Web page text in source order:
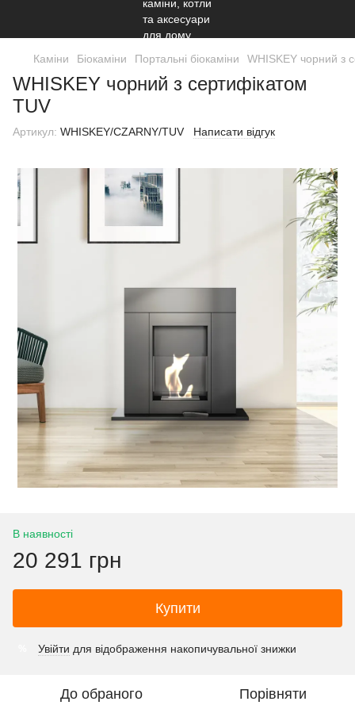
Каміни Біокаміни Портальні біокаміни WHISKEY чорний з
WHISKEY чорний з сертифікатом
TUV
Артикул: WHISKEY/CZARNY/TUV Написати відгук
В наявності
20 291 грн
Купити
Увійти для відображення накопичувальної знижки
До обраного Порівняти